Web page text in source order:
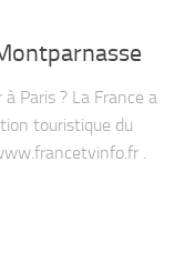
Paris ? La France a
touristique du
.